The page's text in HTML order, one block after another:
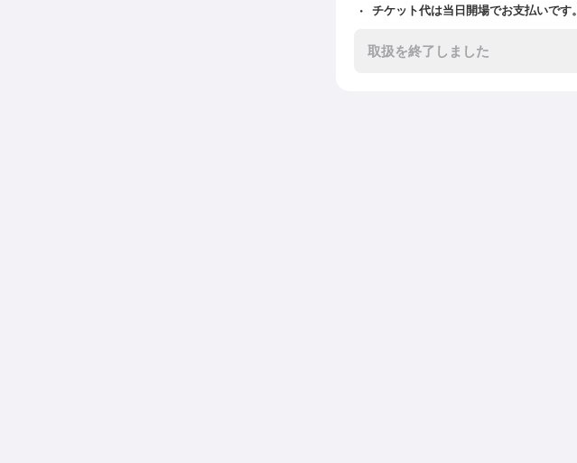
チケット代は当日開場でお支払いです。
取扱を終了しました